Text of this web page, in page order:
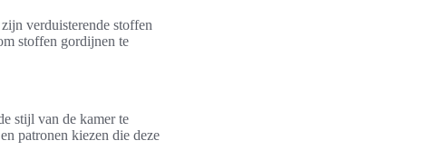
verduisterende stoffen
stoffen gordijnen te
stijl van de kamer te
patronen kiezen die deze